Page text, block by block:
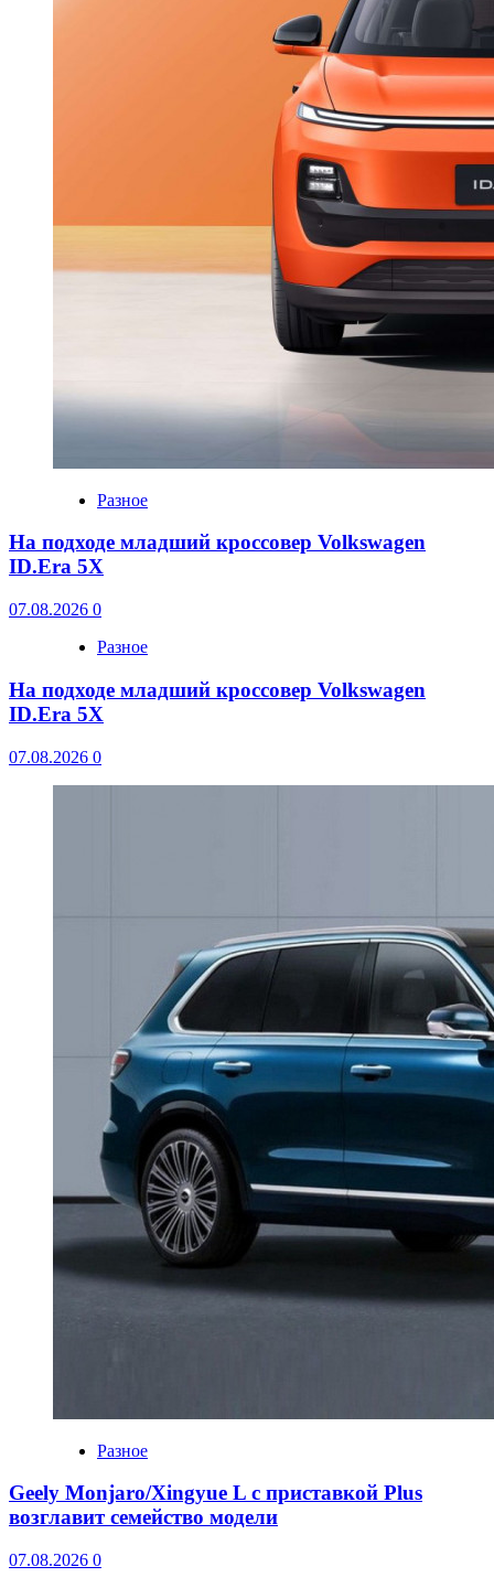
Разное
На подходе младший кроссовер Volkswagen
ID.Era 5X
07.08.2026 0
Разное
На подходе младший кроссовер Volkswagen
ID.Era 5X
07.08.2026 0
Разное
Geely Monjaro/Xingyue L с приставкой Plus
возглавит семейство модели
07.08.2026 0